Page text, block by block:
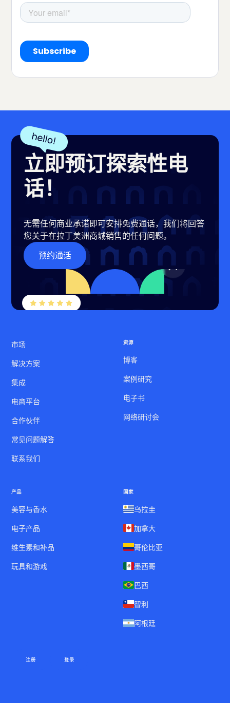
立即预订探索性电
话！
无需任何商业承诺即可安排免费通话，我们将回答
您关于在拉丁美洲商城销售的任何问题。
预约通话
市场
解决方案
集成
电商平台
合作伙伴
常见问题解答
联系我们
资源
博客
案例研究
电子书
网络研讨会
产品
美容与香水
电子产品
维生素和补品
玩具和游戏
国家
乌拉圭
加拿大
哥伦比亚
墨西哥
巴西
智利
阿根廷
注册 登录